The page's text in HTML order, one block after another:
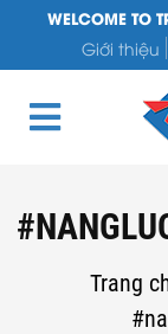
WELCOME TO
Giới thiệu
Trang